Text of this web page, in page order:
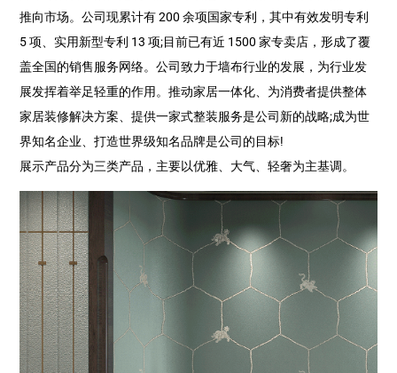
推向市场。公司现累计有 200 余项国家专利，其中有效发明专利
5 项、实用新型专利 13 项;目前已有近 1500 家专卖店，形成了覆
盖全国的销售服务网络。公司致力于墙布行业的发展，为行业发
展发挥着举足轻重的作用。推动家居一体化、为消费者提供整体
家居装修解决方案、提供一家式整装服务是公司新的战略;成为世
界知名企业、打造世界级知名品牌是公司的目标!
展示产品分为三类产品，主要以优雅、大气、轻奢为主基调。